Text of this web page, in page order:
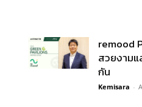
remood
สวยงาม
กัน
Kemisara -